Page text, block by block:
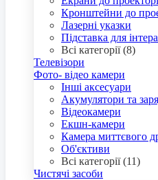
Кронштейни до
Лазерні указки
Підставка для
Всі категорії (8)
Телевізори
Фото- відео камери
Інші аксесуари
Акумулятори та
Відеокамери
Екшн-камери
Камера миттєвого
Об'єктиви
Всі категорії (11)
Чистячі засоби